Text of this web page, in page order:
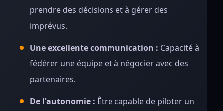
prendre des décisions et à gérer des
imprévus.
Une excellente communication : Capacité à
fédérer une équipe et à négocier avec des
partenaires.
De l'autonomie : Être capable de piloter un